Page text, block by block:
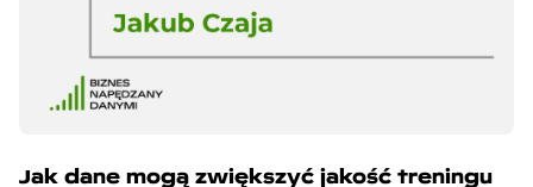
Jak dane mogą zwiększyć jakość treningu